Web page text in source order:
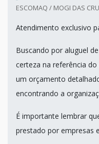
ESCOMAQ / MOGI DAS
Atendimento exclusivo
Buscando por aluguel
certeza na referência
um orçamento
encontrando a
É importante lembrar
prestado por empresas